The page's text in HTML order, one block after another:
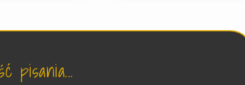
pisania...